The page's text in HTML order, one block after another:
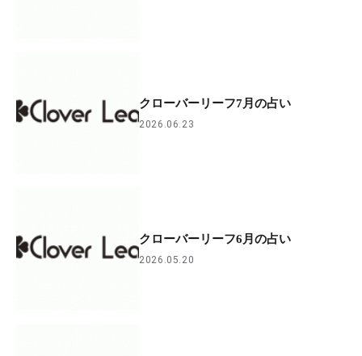
クローバーリーフ7月の占い
2026.06.23
クローバーリーフ6月の占い
2026.05.20